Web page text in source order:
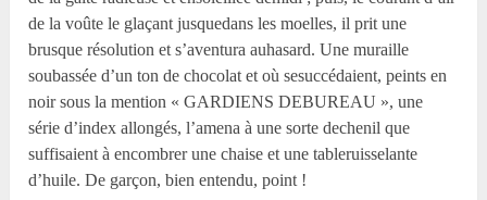
de la voûte le glaçant jusquedans les moelles, il prit une
brusque résolution et s’aventura auhasard. Une muraille
soubassée d’un ton de chocolat et où sesuccédaient, peints en
noir sous la mention « GARDIENS DEBUREAU », une
série d’index allongés, l’amena à une sorte dechenil que
suffisaient à encombrer une chaise et une tableruisselante
d’huile. De garçon, bien entendu, point !